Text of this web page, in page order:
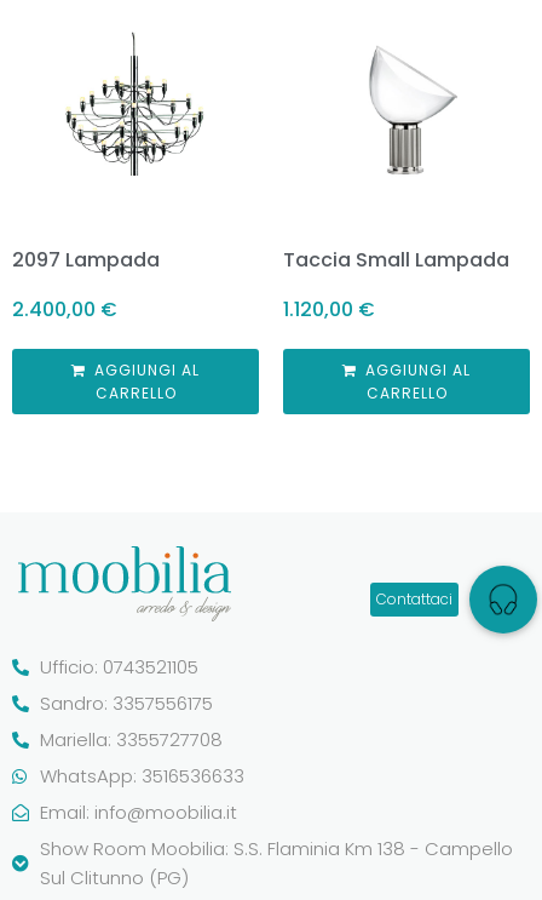
2097 Lampada
2.400,00 €
AGGIUNGI AL
CARRELLO
Taccia Small Lampada
1.120,00 €
AGGIUNGI AL
CARRELLO
Ufficio: 0743521105
Sandro: 3357556175
Mariella: 3355727708
WhatsApp: 3516536633
Email: info@moobilia.it
Show Room Moobilia: S.S. Flaminia Km 138 - Campello
Sul Clitunno (PG)